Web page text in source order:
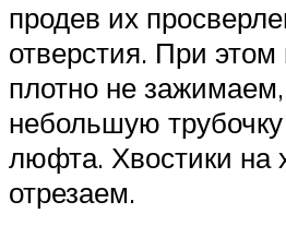
продев их
отверстия. При
плотно не
небольшую
люфта. Хвостики на
отрезаем.